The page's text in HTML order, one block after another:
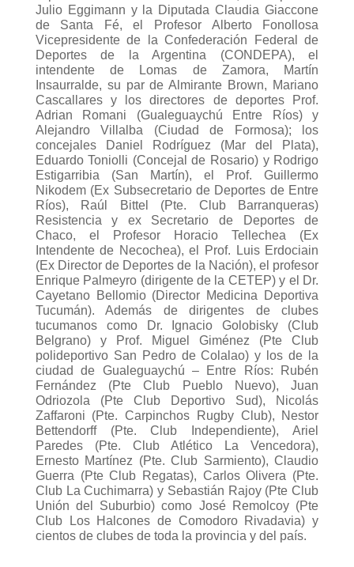
Julio Eggimann y la Diputada Claudia Giaccone
de Santa Fé, el Profesor Alberto Fonollosa
Vicepresidente de la Confederación Federal de
Deportes de la Argentina (CONDEPA), el
intendente de Lomas de Zamora, Martín
Insaurralde, su par de Almirante Brown, Mariano
Cascallares y los directores de deportes Prof.
Adrian Romani (Gualeguaychú Entre Ríos) y
Alejandro Villalba (Ciudad de Formosa); los
concejales Daniel Rodríguez (Mar del Plata),
Eduardo Toniolli (Concejal de Rosario) y Rodrigo
Estigarribia (San Martín), el Prof. Guillermo
Nikodem (Ex Subsecretario de Deportes de Entre
Ríos), Raúl Bittel (Pte. Club Barranqueras)
Resistencia y ex Secretario de Deportes de
Chaco, el Profesor Horacio Tellechea (Ex
Intendente de Necochea), el Prof. Luis Erdociain
(Ex Director de Deportes de la Nación), el profesor
Enrique Palmeyro (dirigente de la CETEP) y el Dr.
Cayetano Bellomio (Director Medicina Deportiva
Tucumán). Además de dirigentes de clubes
tucumanos como Dr. Ignacio Golobisky (Club
Belgrano) y Prof. Miguel Giménez (Pte Club
polideportivo San Pedro de Colalao) y los de la
ciudad de Gualeguaychú – Entre Ríos: Rubén
Fernández (Pte Club Pueblo Nuevo), Juan
Odriozola (Pte Club Deportivo Sud), Nicolás
Zaffaroni (Pte. Carpinchos Rugby Club), Nestor
Bettendorff (Pte. Club Independiente), Ariel
Paredes (Pte. Club Atlético La Vencedora),
Ernesto Martínez (Pte. Club Sarmiento), Claudio
Guerra (Pte Club Regatas), Carlos Olivera (Pte.
Club La Cuchimarra) y Sebastián Rajoy (Pte Club
Unión del Suburbio) como José Remolcoy (Pte
Club Los Halcones de Comodoro Rivadavia) y
cientos de clubes de toda la provincia y del país.